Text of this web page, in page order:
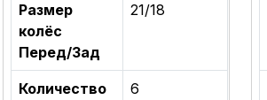
Размер
колёс
Перед/Зад
21/18
Количество
6